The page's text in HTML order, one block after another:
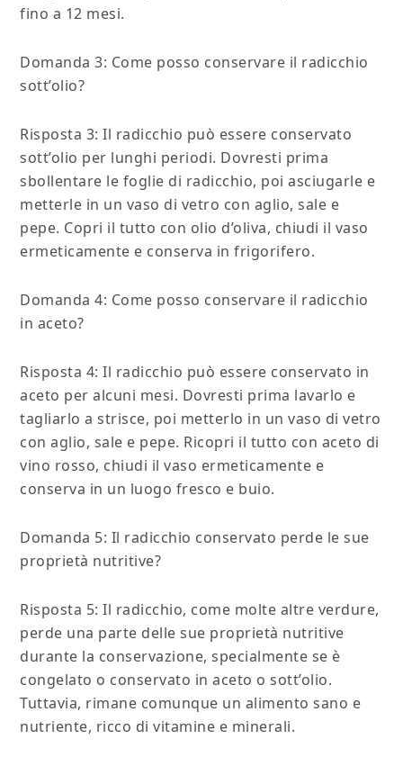
fino a 12 mesi.
Domanda 3: Come posso conservare il radicchio
sott’olio?
Risposta 3: Il radicchio può essere conservato
sott’olio per lunghi periodi. Dovresti prima
sbollentare le foglie di radicchio, poi asciugarle e
metterle in un vaso di vetro con aglio, sale e
pepe. Copri il tutto con olio d’oliva, chiudi il vaso
ermeticamente e conserva in frigorifero.
Domanda 4: Come posso conservare il radicchio
in aceto?
Risposta 4: Il radicchio può essere conservato in
aceto per alcuni mesi. Dovresti prima lavarlo e
tagliarlo a strisce, poi metterlo in un vaso di vetro
con aglio, sale e pepe. Ricopri il tutto con aceto di
vino rosso, chiudi il vaso ermeticamente e
conserva in un luogo fresco e buio.
Domanda 5: Il radicchio conservato perde le sue
proprietà nutritive?
Risposta 5: Il radicchio, come molte altre verdure,
perde una parte delle sue proprietà nutritive
durante la conservazione, specialmente se è
congelato o conservato in aceto o sott’olio.
Tuttavia, rimane comunque un alimento sano e
nutriente, ricco di vitamine e minerali.